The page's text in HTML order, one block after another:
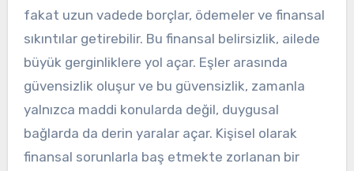
fakat uzun vadede borçlar, ödemeler ve finansal
sıkıntılar getirebilir. Bu finansal belirsizlik, ailede
büyük gerginliklere yol açar. Eşler arasında
güvensizlik oluşur ve bu güvensizlik, zamanla
yalnızca maddi konularda değil, duygusal
bağlarda da derin yaralar açar. Kişisel olarak
finansal sorunlarla baş etmekte zorlanan bir